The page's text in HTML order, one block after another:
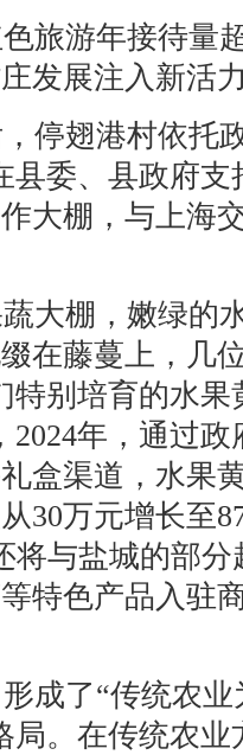
旅游年接待量
发展注入新活
停翅港村依托
县委、县政府
大棚，与上海
大棚，嫩绿的
在藤蔓上，几
特别培育的水
2024年，通过
盒渠道，水果
30万元增长至
将与盐城的部
特色产品入驻
成了“传统农
局。在传统农